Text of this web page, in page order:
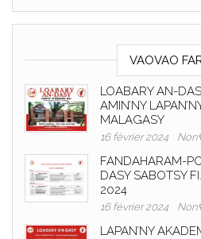
VAOVAO
LOABARY AN-
AMIN’NY
MALAGASY
16 février 2024 Non
FANDAHARAM-
DASY SABOTSY
2024
16 février 2024 Non
LAPAN’NY